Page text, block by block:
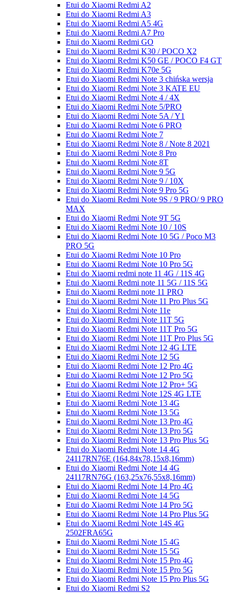
Etui do Xiaomi Redmi A2
Etui do Xiaomi Redmi A3
Etui do Xiaomi Redmi A5 4G
Etui do Xiaomi Redmi A7 Pro
Etui do Xiaomi Redmi GO
Etui do Xiaomi Redmi K30 / POCO X2
Etui do Xiaomi Redmi K50 GE / POCO F4 GT
Etui do Xiaomi Redmi K70e 5G
Etui do Xiaomi Redmi Note 3 chińska wersja
Etui do Xiaomi Redmi Note 3 KATE EU
Etui do Xiaomi Redmi Note 4 / 4X
Etui do Xiaomi Redmi Note 5/PRO
Etui do Xiaomi Redmi Note 5A / Y1
Etui do Xiaomi Redmi Note 6 PRO
Etui do Xiaomi Redmi Note 7
Etui do Xiaomi Redmi Note 8 / Note 8 2021
Etui do Xiaomi Redmi Note 8 Pro
Etui do Xiaomi Redmi Note 8T
Etui do Xiaomi Redmi Note 9 5G
Etui do Xiaomi Redmi Note 9 / 10X
Etui do Xiaomi Redmi Note 9 Pro 5G
Etui do Xiaomi Redmi Note 9S / 9 PRO/ 9 PRO
MAX
Etui do Xiaomi Redmi Note 9T 5G
Etui do Xiaomi Redmi Note 10 / 10S
Etui do Xiaomi Redmi Note 10 5G / Poco M3
PRO 5G
Etui do Xiaomi Redmi Note 10 Pro
Etui do Xiaomi Redmi Note 10 Pro 5G
Etui do Xiaomi redmi note 11 4G / 11S 4G
Etui do Xiaomi Redmi note 11 5G / 11S 5G
Etui do Xiaomi Redmi note 11 PRO
Etui do Xiaomi Redmi Note 11 Pro Plus 5G
Etui do Xiaomi Redmi Note 11e
Etui do Xiaomi Redmi Note 11T 5G
Etui do Xiaomi Redmi Note 11T Pro 5G
Etui do Xiaomi Redmi Note 11T Pro Plus 5G
Etui do Xiaomi Redmi Note 12 4G LTE
Etui do Xiaomi Redmi Note 12 5G
Etui do Xiaomi Redmi Note 12 Pro 4G
Etui do Xiaomi Redmi Note 12 Pro 5G
Etui do Xiaomi Redmi Note 12 Pro+ 5G
Etui do Xiaomi Redmi Note 12S 4G LTE
Etui do Xiaomi Redmi Note 13 4G
Etui do Xiaomi Redmi Note 13 5G
Etui do Xiaomi Redmi Note 13 Pro 4G
Etui do Xiaomi Redmi Note 13 Pro 5G
Etui do Xiaomi Redmi Note 13 Pro Plus 5G
Etui do Xiaomi Redmi Note 14 4G
24117RN76E (164,84x78,15x8,16mm)
Etui do Xiaomi Redmi Note 14 4G
24117RN76G (163,25x76,55x8,16mm)
Etui do Xiaomi Redmi Note 14 Pro 4G
Etui do Xiaomi Redmi Note 14 5G
Etui do Xiaomi Redmi Note 14 Pro 5G
Etui do Xiaomi Redmi Note 14 Pro Plus 5G
Etui do Xiaomi Redmi Note 14S 4G
2502FRA65G
Etui do Xiaomi Redmi Note 15 4G
Etui do Xiaomi Redmi Note 15 5G
Etui do Xiaomi Redmi Note 15 Pro 4G
Etui do Xiaomi Redmi Note 15 Pro 5G
Etui do Xiaomi Redmi Note 15 Pro Plus 5G
Etui do Xiaomi Redmi S2